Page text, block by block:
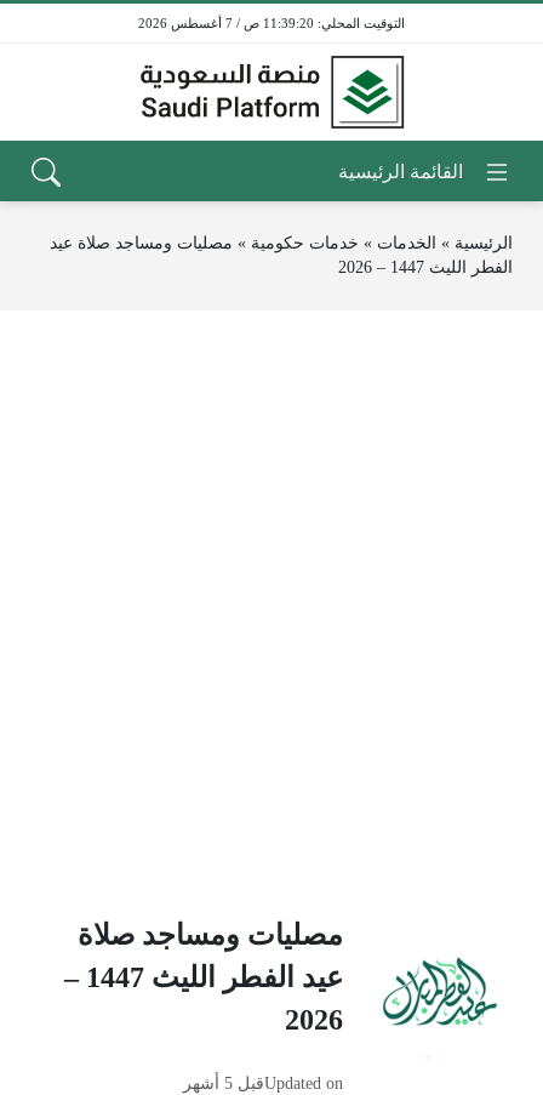
11:39:20 ص / 7 أغسطس 2026
الرئيسية » الخدمات » خدمات حكومية » مصليات ومساجد صلاة عيد
الفطر الليث 1447 – 2026
مصليات ومساجد صلاة
عيد الفطر الليث 1447 –
2026
Updated onقبل 5 أشهر